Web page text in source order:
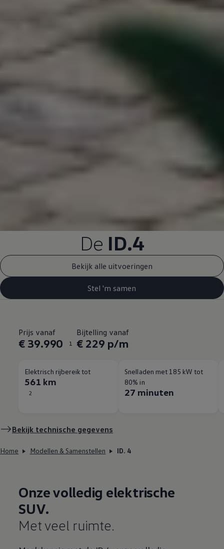
De ID.4
Bekijk alle uitvoeringen
Stel 'm samen
Prijs vanaf
€ 39.990 1
Bijtelling vanaf
€ 229 p/m
Elektrisch rijbereik tot
561 km
2
Snelladen met 185 kW tot
80% in
27 minuten
Bekijk technische gegevens
Home Modellen & Samenstellen ID. 4
Onze volledig elektrische
SUV.
Met veel ruimte.